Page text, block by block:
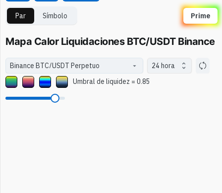
Par Símbolo Prime
Mapa Calor Liquidaciones BTC/USDT Binance
24 hora
Umbral de liquidez = 0.85